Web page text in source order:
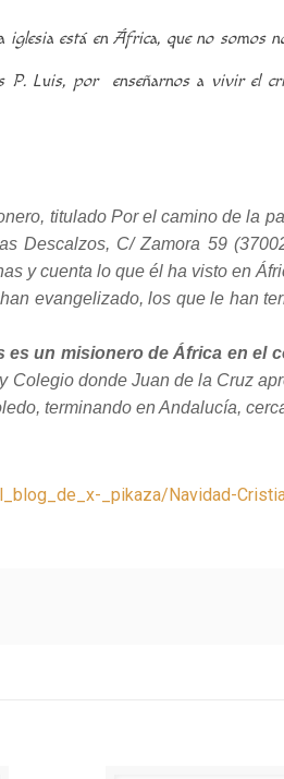
está en África, que no somos
Luis, por enseñarnos a vivir el
titulado Por el camino de la
Descalzos, C/ Zamora 59
y cuenta lo que él ha visto en
evangelizado, los que le han
es un misionero de África en el
Colegio donde Juan de la Cruz
terminando en Andalucía,
_pikaza/Navidad-